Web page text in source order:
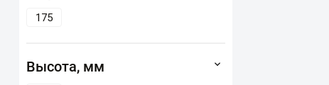
175
Высота, мм